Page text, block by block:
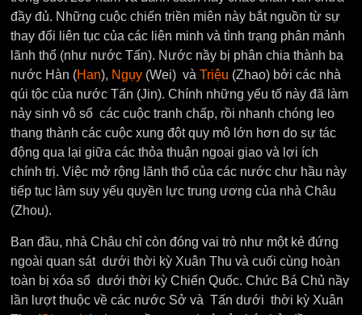
đầy đủ. Những cuộc chiến triền miên này bắt nguồn từ sự
thay đổi liên tục của các liên minh và tình trạng phân mảnh
lãnh thổ (như nước Tấn). Nước nầy bị phân chia thành ba
nước Hàn (Han), Ngụy (Wei) và Triệu (Zhao) bởi các nhà
qúi tộc của nước Tấn (Jin). Chính những yếu tố này đã làm
nảy sinh vô số các cuộc tranh chấp, rồi nhanh chóng leo
thang thành các cuộc xung đột quy mô lớn hơn do sự tác
động qua lại giữa các thỏa thuận ngoại giao và lợi ích
chính trị. Việc mở rộng lãnh thổ của các nước chư hầu này
tiếp tục làm suy yếu quyền lực trung ương của nhà Châu
(Zhou).
Ban đầu, nhà Châu chỉ còn đóng vai trò như một kẻ đứng
ngoài quan sát dưới thời kỳ Xuân Thu và cuối cùng hoàn
toàn bị xóa sổ dưới thời kỳ Chiến Quốc. Chức Bá Chủ nầy
lần lượt thuộc về các nước Sở và Tấn dưới thời kỳ Xuân